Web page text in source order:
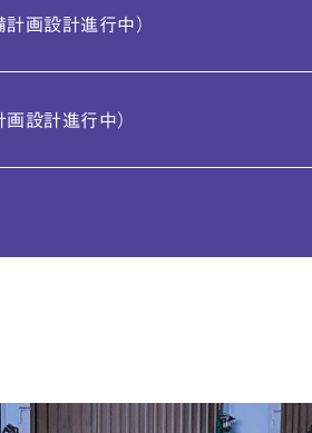
計画設計進行中）
画設計進行中）